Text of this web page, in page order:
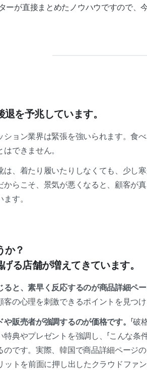
ーが直接まとめたノウハウですので、
を予兆しています。
ション業界は緊張を強いられます。食
できません。
は、着たり履いたりしなくても、少し
からこそ、景気が悪くなると、顧客が
す。
か？
げる店舗が増えてきています。
と、素早く反応するのが商品詳細ペー
客の心理を刺激できるポイントを見つ
販売者が強調するのが価格です。 「
典やプレゼントを強調し、「こんな条
のです。実際、韓国で商品詳細ページ
リットを前面に押し出したクラウドフ